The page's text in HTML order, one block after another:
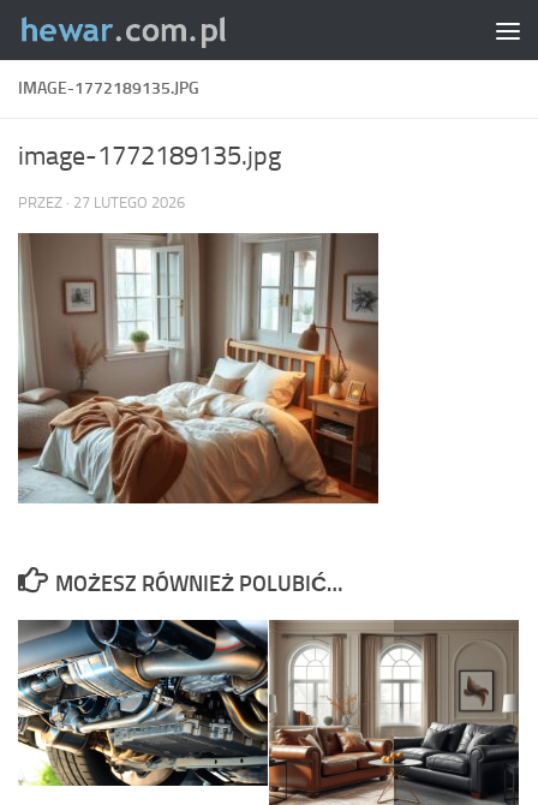
Skip to content
IMAGE-1772189135.JPG
image-1772189135.jpg
PRZEZ · 27 LUTEGO 2026
MOŻESZ RÓWNIEŻ POLUBIĆ…